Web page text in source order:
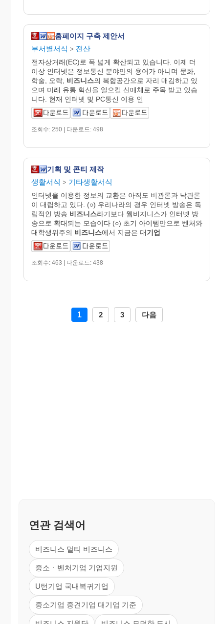
홈페이지 구축 제안서
부서별서식 > 전산
전자상거래(EC)로 폭 넓게 확산되고 있습니다. 이제 더
이상 인터넷은 정보통신 분야만의 용어가 아니며 문화,
학술, 오락, 비즈니스의 복합공간으로 자리 매김하고 있
으며 미래 유통 혁신을 일으킬 신매체로 주목 받고 있습
니다. 현재 인터넷 및 PC통신 이용 인
조회수: 250 | 다운로드: 498
기획 및 콘티 제작
생활서식 > 기타생활서식
인터넷을 이용한 정보의 교환은 아직도 비관론과 낙관론
이 대립하고 있다. (○) 우리나라의 경우 인터넷 방송은 독
립적인 방송 비즈니스라기보다 웹비지니스가 인터넷 방
송으로 확대되는 모습이다 (○) 초기 아이템만으로 벤처와
대학생위주의 비즈니스에서 지금은 대기업
조회수: 463 | 다운로드: 438
1 2 3 다음
연관 검색어
비즈니스 멀티 비즈니스
중소ㆍ벤처기업 기업지원
U턴기업 국내복귀기업
중소기업 중견기업 대기업 기준